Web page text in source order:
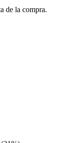
de la compra.